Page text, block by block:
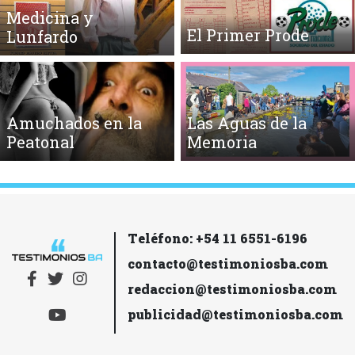
Medicina y
Lunfardo
El Primer Prode
Amuchados en la
Peatonal
Las Aguas de la
Memoria
Teléfono: +54 11 6551-6196
contacto@testimoniosba.com
redaccion@testimoniosba.com
publicidad@testimoniosba.com